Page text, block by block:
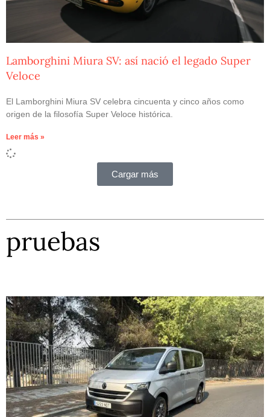
Lamborghini Miura SV: así nació el legado Super
Veloce
El Lamborghini Miura SV celebra cincuenta y cinco años como
origen de la filosofía Super Veloce histórica.
Leer más »
Cargar más
pruebas